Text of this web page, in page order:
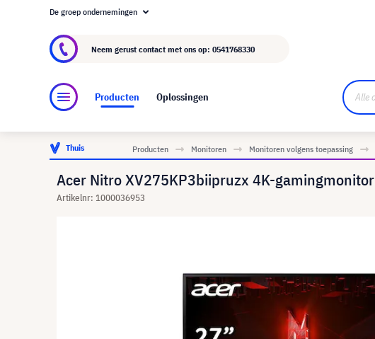
Over visunext.nl
De groep ondernemingen
Neem gerust contact met ons op: 0541768330
Producten Oplossingen
Thuis Producten Monitoren Monitoren volgens toepassing
Acer Nitro XV275KP3biipruzx 4K-
Artikelnr: 1000036953